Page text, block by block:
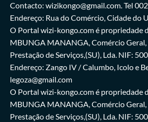
Contacto: wizikongo@gmail.com. Tel
Endereço: Rua do Comércio, Cidade do
O Portal wizi-kongo.com é propriedade
MBUNGA MANANGA, Comércio
Prestação de Serviços,(SU), Lda. NIF:
Endereço: Zango IV / Calumbo, Icolo e
legoza@gmail.com
O Portal wizi-kongo.com é propriedade
MBUNGA MANANGA, Comércio
Prestação de Serviços,(SU), Lda. NIF: